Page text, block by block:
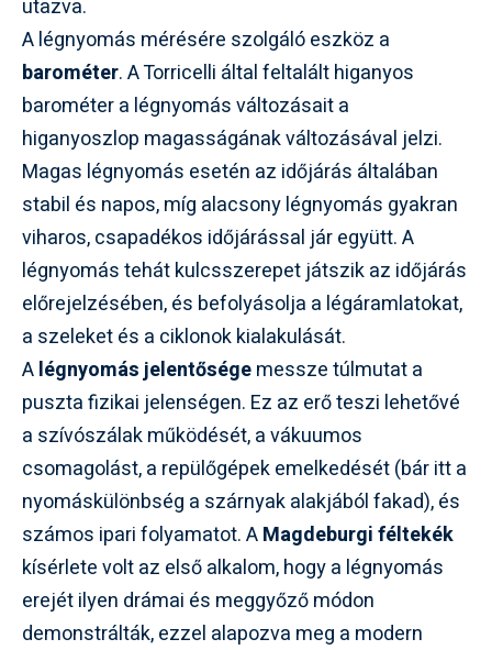
utazva.
A légnyomás mérésére szolgáló eszköz a
barométer. A Torricelli által feltalált higanyos
barométer a légnyomás változásait a
higanyoszlop magasságának változásával jelzi.
Magas légnyomás esetén az időjárás általában
stabil és napos, míg alacsony légnyomás gyakran
viharos, csapadékos időjárással jár együtt. A
légnyomás tehát kulcsszerepet játszik az időjárás
előrejelzésében, és befolyásolja a légáramlatokat,
a szeleket és a ciklonok kialakulását.
Alégnyomás jelentőségemessze túlmutat a
puszta fizikai jelenségen. Ez az erő teszi lehetővé
a szívószálak működését, a vákuumos
csomagolást, a repülőgépek emelkedését (bár itt a
nyomáskülönbség a szárnyak alakjából fakad), és
számos ipari folyamatot. AMagdeburgi féltekék
kísérlete volt az első alkalom, hogy a légnyomás
erejét ilyen drámai és meggyőző módon
demonstrálták, ezzel alapozva meg a modern